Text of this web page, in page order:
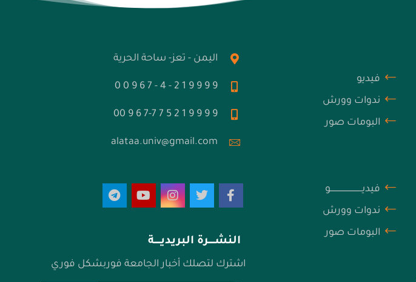
فيديو
ندوات وورش
البومات صور
فيديــــــــــــــــــــــــــو
ندوات وورش
البومات صور
اليمن - تعز- ساحة الحرية
9 9 9 9 1 2 - 4 - 7 6 9 0 0
9 9 9 9 1 2 5 7 7-7 6 9 00
alataa.univ@gmail.com
النشـــــرة البريديـــــة
اشترك لتصلك أخبار الجامعة فوربشكل فوري